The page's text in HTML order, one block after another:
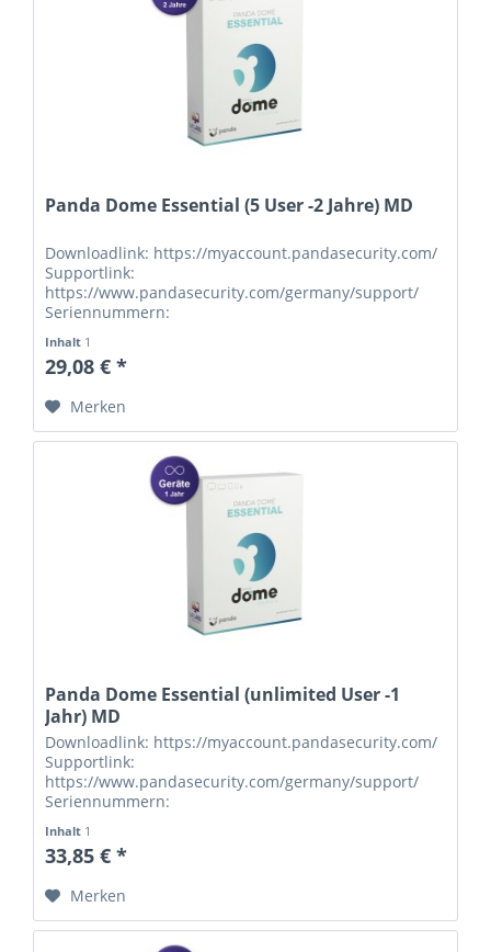
Panda Dome Essential (5 User -2 Jahre) MD
Downloadlink: https://myaccount.pandasecurity.com/
Supportlink:
https://www.pandasecurity.com/germany/support/
Seriennummern:
Inhalt 1
29,08 € *
Merken
Panda Dome Essential (unlimited User -1
Jahr) MD
Downloadlink: https://myaccount.pandasecurity.com/
Supportlink:
https://www.pandasecurity.com/germany/support/
Seriennummern:
Inhalt 1
33,85 € *
Merken